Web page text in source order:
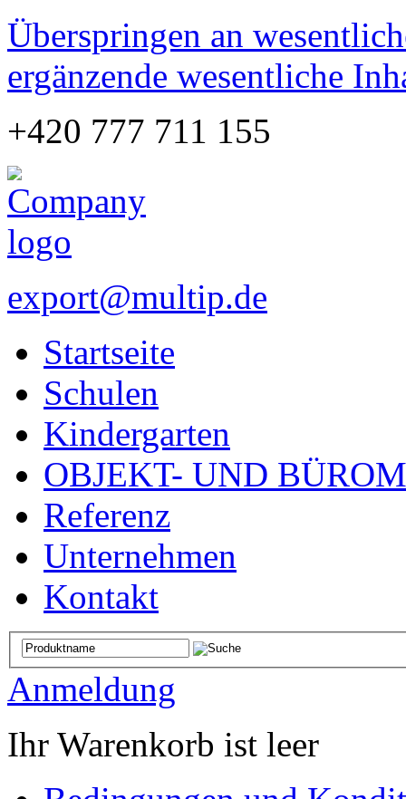
Überspringen an
ergänzende wesentliche
+420 777 711 155
export@multip.de
Startseite
Schulen
Kindergarten
OBJEKT- UND
Referenz
Unternehmen
Kontakt
Anmeldung
Ihr Warenkorb ist leer